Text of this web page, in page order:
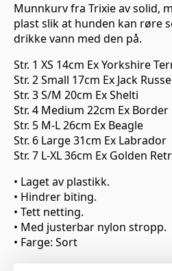
Munnkurv fra Trixie av solid,
plast slik at hunden kan røre
drikke vann med den på.
Str. 1 XS 14cm Ex Yorkshire
Str. 2 Small 17cm Ex Jack
Str. 3 S/M 20cm Ex Shelti
Str. 4 Medium 22cm Ex Border
Str. 5 M-L 26cm Ex Beagle
Str. 6 Large 31cm Ex Labrador
Str. 7 L-XL 36cm Ex Golden
• Laget av plastikk.
• Hindrer biting.
• Tett netting.
• Med justerbar nylon stropp.
• Farge: Sort